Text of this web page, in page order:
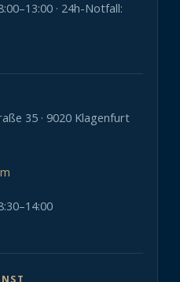
· 24h-Notfall:
35 · 9020 Klagenfurt